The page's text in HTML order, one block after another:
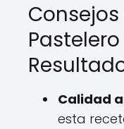
Calidad
esta